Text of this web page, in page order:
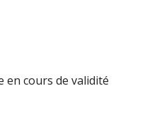
en cours de validité